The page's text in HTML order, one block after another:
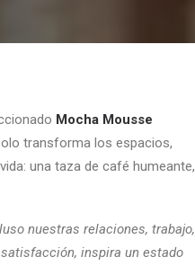
Mocha Mousse
transforma los espacios,
una taza de café humeante,
nuestras relaciones, trabajo,
inspira un estado